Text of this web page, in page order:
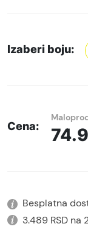
Izaberi boju:
Cena:
Besplatna
3.489 RSD na